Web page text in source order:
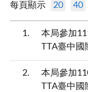
每頁顯示
20 40
1
本局參加
TTA臺中國
2
本局參加
TTA臺中國